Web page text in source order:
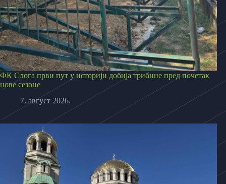
ФК Слога први пут у историји добија трибине пред почетак
нове сезоне
7. август 2026.